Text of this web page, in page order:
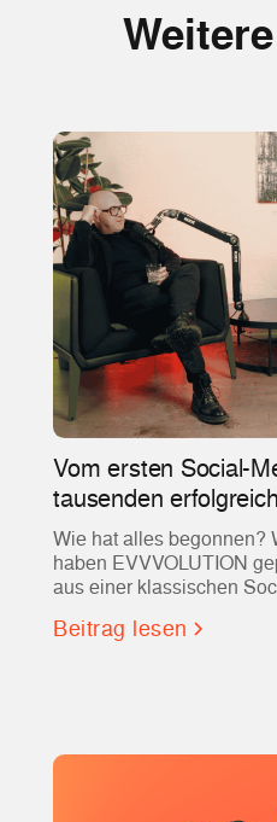
Vom ersten Social-
tausenden
Wie hat alles begonnen?
haben EVVVOLUTION
aus einer klassischen
Employer Branding
Beitrag lesen